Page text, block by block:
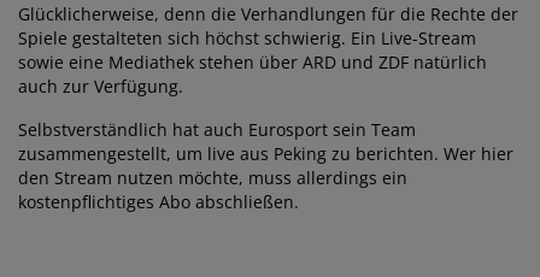
Glücklicherweise, denn die Verhandlungen für die Rechte der
Spiele gestalteten sich höchst schwierig. Ein Live-Stream
sowie eine Mediathek stehen über ARD und ZDF natürlich
auch zur Verfügung.
Selbstverständlich hat auch Eurosport sein Team
zusammengestellt, um live aus Peking zu berichten. Wer hier
den Stream nutzen möchte, muss allerdings ein
kostenpflichtiges Abo abschließen.